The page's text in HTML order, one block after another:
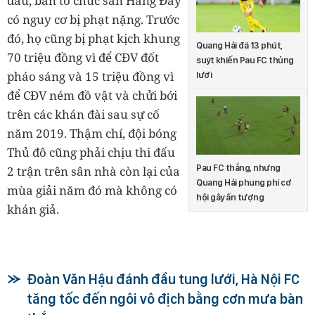
Quang Hải đá 13 phút,
suýt khiến Pau FC thủng
lưới
Pau FC thắng, nhưng
Quang Hải phung phí cơ
hội gây ấn tượng
có nguy cơ bị phạt nặng. Trước
đó, họ cũng bị phạt kịch khung
70 triệu đồng vì để CĐV đốt
pháo sáng và 15 triệu đồng vì
để CĐV ném đồ vật và chửi bới
trên các khán đài sau sự cố
năm 2019. Thậm chí, đội bóng
Thủ đô cũng phải chịu thi đấu
2 trận trên sân nhà còn lại của
mùa giải năm đó mà không có
khán giả.
Đoàn Văn Hậu đánh đầu tung lưới, Hà Nội FC
tăng tốc đến ngôi vô địch bằng cơn mưa bàn